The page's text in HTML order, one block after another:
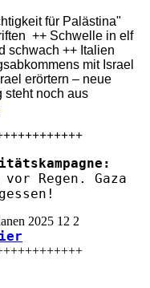
für Palästina"
++ Schwelle in elf
schwach ++ Italien
mit Israel
erörtern – neue
steht noch aus
vor Regen. Gaza